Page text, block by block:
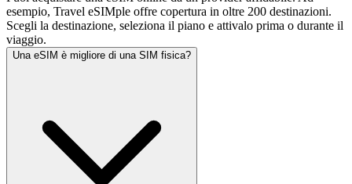
esempio, Travel eSIMple offre copertura in oltre 200 destinazioni.
Scegli la destinazione, seleziona il piano e attivalo prima o durante il
viaggio.
Una eSIM è migliore di una SIM fisica?